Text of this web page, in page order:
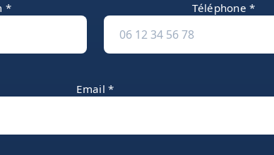
* Téléphone *
Email *